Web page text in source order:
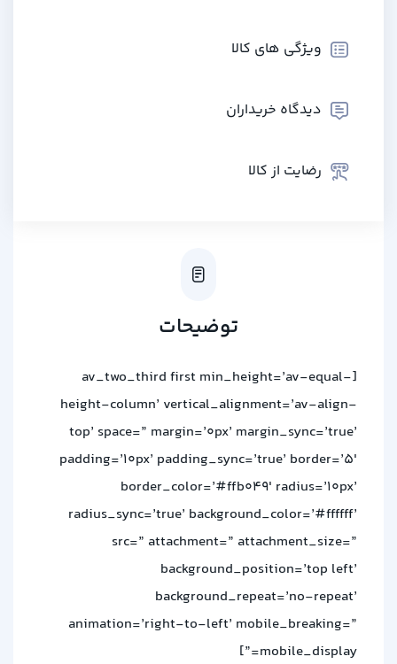
ویژگی های کالا
دیدگاه خریداران
رضایت از کالا
توضیحات
[av_two_third first min_height=’av-equal-
height-column’ vertical_alignment=’av-align-
top’ space=” margin=’0px’ margin_sync=’true’
padding=’10px’ padding_sync=’true’ border=’5′
border_color=’#ffb049′ radius=’10px’
radius_sync=’true’ background_color=’#ffffff’
src=” attachment=” attachment_size=”
background_position=’top left’
background_repeat=’no-repeat’
animation=’right-to-left’ mobile_breaking=”
mobile_display=”]